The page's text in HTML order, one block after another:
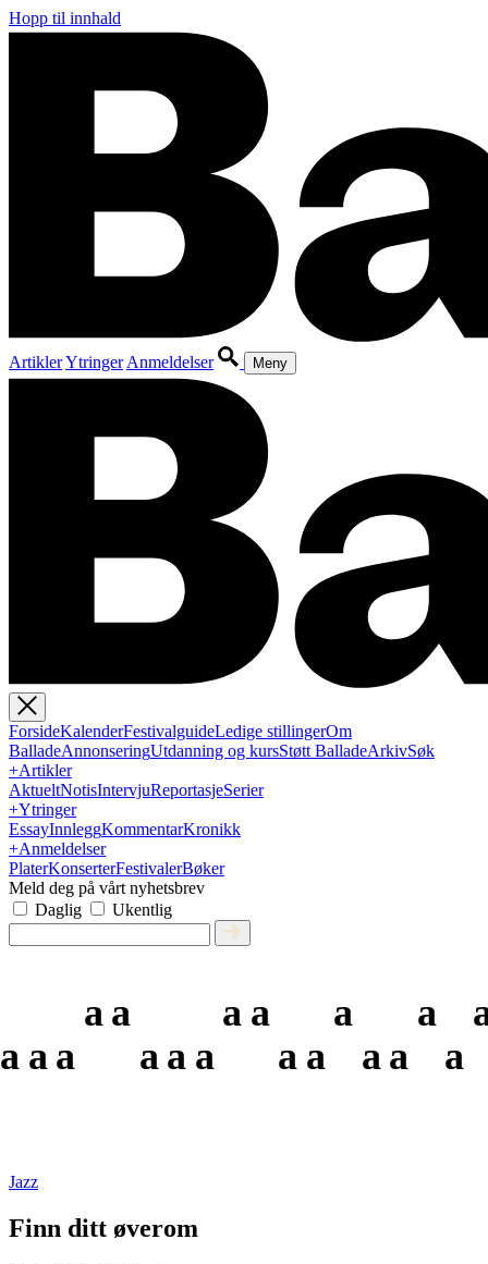
Hopp til innhald
ArtiklerYtringer Anmeldelser Meny
ForsideKalenderFestivalguideLedige stillingerOm
BalladeAnnonseringUtdanning og kursStøtt BalladeArkivSøk
+Artikler
AktueltNotisIntervjuReportasjeSerier
+Ytringer
EssayInnleggKommentarKronikk
+Anmeldelser
PlaterKonserterFestivalerBøker
Meld deg på vårt nyhetsbrev
Daglig
Ukentlig
a
a
a
a
a
Jazz
Finn ditt øverom